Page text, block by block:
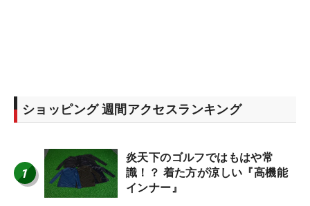
ショッピング 週間アクセスランキング
1
炎天下のゴルフではもはや常
識！？ 着た方が涼しい『高機能
インナー』